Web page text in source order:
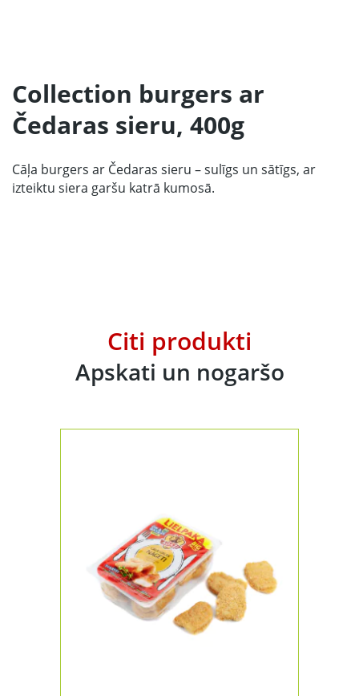
Par ražotāju
Kontakti
67 produktu kolekcija
Collection burgers ar
Čedaras sieru, 400g
Cāļa burgers ar Čedaras sieru – sulīgs un sātīgs, ar
izteiktu siera garšu katrā kumosā.
Citi produkti
Apskati un nogaršo